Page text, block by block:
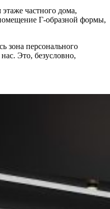
частного дома,
Г-образной формы,
зона персонального
Это, безусловно,